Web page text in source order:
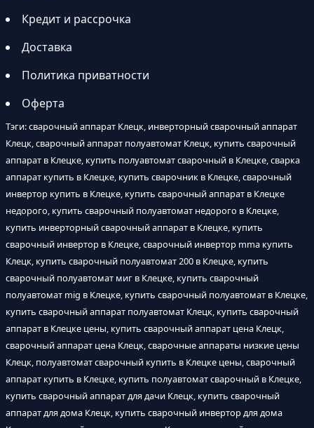
Кредит и рассрочка
Доставка
Политика приватности
Оферта
Тэги: сварочный аппарат Клецк, инверторный сварочный аппарат
Клецк, сварочный аппарат полуавтомат Клецк, купить сварочный
аппарат в Клецке, купить полуавтомат сварочный в Клецке, сварка
аппарат купить в Клецке, купить сварочник в Клецке, сварочный
инвертор купить в Клецке, купить сварочный аппарат в Клецке
недорого, купить сварочный полуавтомат недорого в Клецке,
купить инверторный сварочный аппарат в Клецке, купить
сварочный инвертор в Клецке, сварочный инвертор mma купить
Клецк, купить сварочный полуавтомат 200 в Клецке, купить
сварочный полуавтомат миг в Клецке, купить сварочный
полуавтомат mig в Клецке, купить сварочный полуавтомат в Клецке,
купить сварочный аппарат полуавтомат Клецк, купить сварочный
аппарат в Клецке цены, купить сварочный аппарат цена Клецк,
сварочный аппарат цена Клецк, сварочные аппараты низкие цены
Клецк, полуавтомат сварочный купить в Клецке цены, сварочный
аппарат купить в Клецке, купить полуавтомат сварочный в Клецке,
купить сварочный аппарат для дачи Клецк, купить сварочный
аппарат для дома Клецк, купить сварочный инвертор для дома